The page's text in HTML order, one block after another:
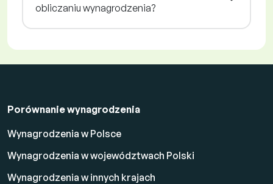
obliczaniu wynagrodzenia?
Porównanie wynagrodzenia
Wynagrodzenia w Polsce
Wynagrodzenia w województwach Polski
Wynagrodzenia w innych krajach